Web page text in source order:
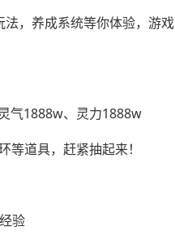
，养成系统等你体验，游
气1888w、灵力1888w
道具，赶紧抽起来！
验